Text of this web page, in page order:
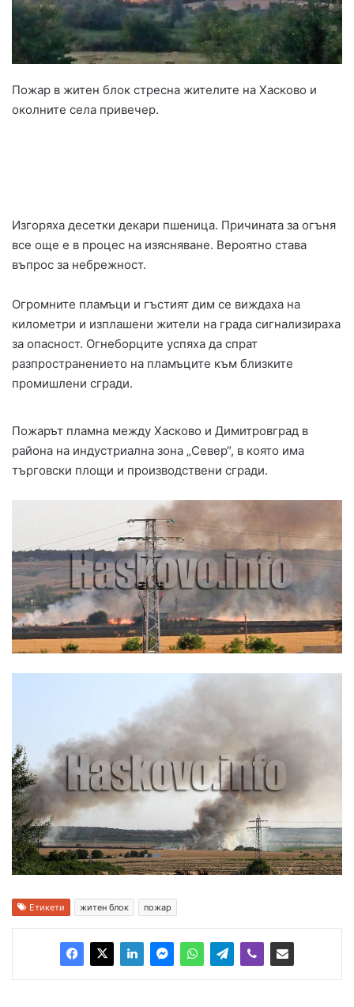
Пожар в житен блок стресна жителите на Хасково и
околните села привечер.
Изгоряха десетки декари пшеница. Причината за огъня
все още е в процес на изясняване. Вероятно става
въпрос за небрежност.
Огромните пламъци и гъстият дим се виждаха на
километри и изплашени жители на града сигнализираха
за опасност. Огнеборците успяха да спрат
разпространението на пламъците към близките
промишлени сгради.
Пожарът пламна между Хасково и Димитровград в
района на индустриална зона „Север“, в която има
търговски площи и производствени сгради.
Етикети житен блок пожар